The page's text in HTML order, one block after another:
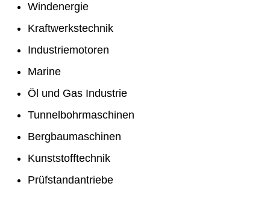
Windenergie
Kraftwerkstechnik
Industriemotoren
Marine
Öl und Gas Industrie
Tunnelbohrmaschinen
Bergbaumaschinen
Kunststofftechnik
Prüfstandantriebe